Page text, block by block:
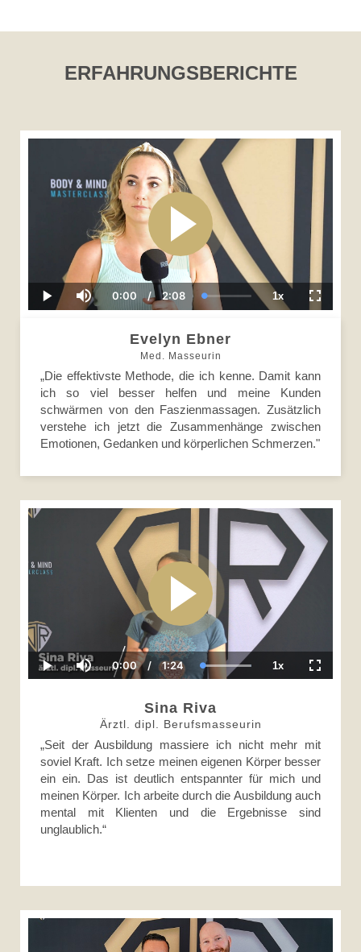
ERFAHRUNGSBERICHTE
Play Mute
Current
Time
0:00 / Duration
2:08 Loaded:
0.00%
1xPlayback
Rate
Evelyn Ebner
Med. Masseurin
„Die effektivste Methode, die ich kenne. Damit kann
ich so viel besser helfen und meine Kunden
schwärmen von den Faszienmassagen. Zusätzlich
verstehe ich jetzt die Zusammenhänge zwischen
Emotionen, Gedanken und körperlichen Schmerzen."
Play Mute
Current
Time
0:00 / Duration
1:24 Loaded
100.00%
1xPlayback
Rate
Sina Riva
Ärztl. dipl. Berufsmasseurin
„Seit der Ausbildung massiere ich nicht mehr mit
soviel Kraft. Ich setze meinen eigenen Körper besser
ein ein. Das ist deutlich entspannter für mich und
meinen Körper. Ich arbeite durch die Ausbildung auch
mental mit Klienten und die Ergebnisse sind
unglaublich.“